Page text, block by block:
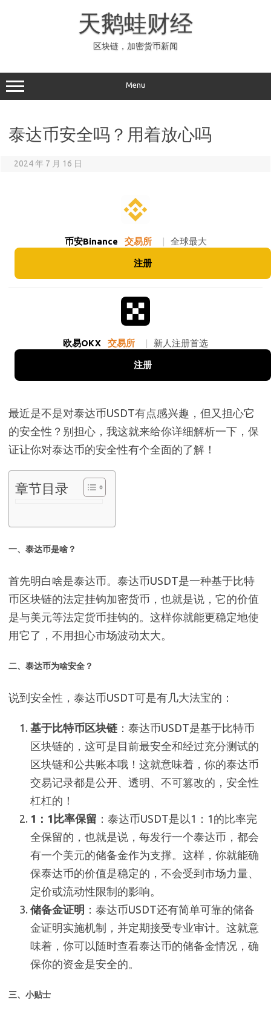
天鹅蛙财经
区块链，加密货币新闻
Menu
泰达币安全吗？用着放心吗
2024 年 7 月 16 日
币安Binance 交易所 | 全球最大
注册
欧易OKX 交易所 | 新人注册首选
注册
最近是不是对泰达币USDT有点感兴趣，但又担心它
的安全性？别担心，我这就来给你详细解析一下，保
证让你对泰达币的安全性有个全面的了解！
章节目录
一、泰达币是啥？
首先明白啥是泰达币。泰达币USDT是一种基于比特
币区块链的法定挂钩加密货币，也就是说，它的价值
是与美元等法定货币挂钩的。这样你就能更稳定地使
用它了，不用担心市场波动太大。
二、泰达币为啥安全？
说到安全性，泰达币USDT可是有几大法宝的：
基于比特币区块链 ：泰达币USDT是基于比特币
区块链的，这可是目前最安全和经过充分测试的
区块链和公共账本哦！这就意味着，你的泰达币
交易记录都是公开、透明、不可篡改的，安全性
杠杠的！
1：1比率保留 ：泰达币USDT是以1：1的比率完
全保留的，也就是说，每发行一个泰达币，都会
有一个美元的储备金作为支撑。这样，你就能确
保泰达币的价值是稳定的，不会受到市场力量、
定价或流动性限制的影响。
储备金证明 ：泰达币USDT还有简单可靠的储备
金证明实施机制，并定期接受专业审计。这就意
味着，你可以随时查看泰达币的储备金情况，确
保你的资金是安全的。
三、小贴士